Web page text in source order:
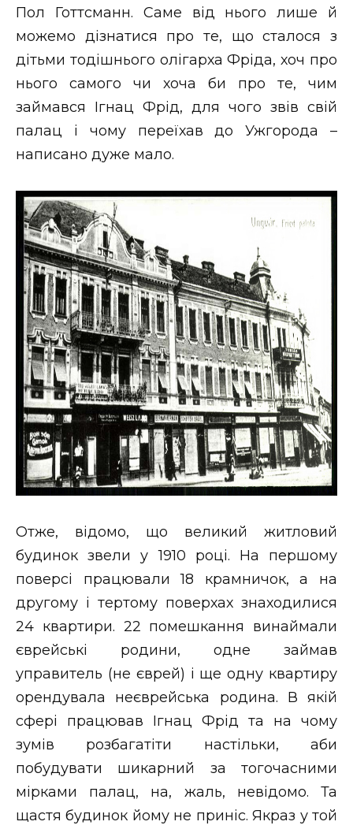
Пол Готтсманн. Саме від нього лише й
можемо дізнатися про те, що сталося з
дітьми тодішнього олігарха Фріда, хоч про
нього самого чи хоча би про те, чим
займався Ігнац Фрід, для чого звів свій
палац і чому переїхав до Ужгорода –
написано дуже мало.
Отже, відомо, що великий житловий
будинок звели у 1910 році. На першому
поверсі працювали 18 крамничок, а на
другому і тертому поверхах знаходилися
24 квартири. 22 помешкання винаймали
єврейські родини, одне займав
управитель (не єврей) і ще одну квартиру
орендувала неєврейська родина. В якій
сфері працював Ігнац Фрід та на чому
зумів розбагатіти настільки, аби
побудувати шикарний за тогочасними
мірками палац, на, жаль, невідомо. Та
щастя будинок йому не приніс. Якраз у той